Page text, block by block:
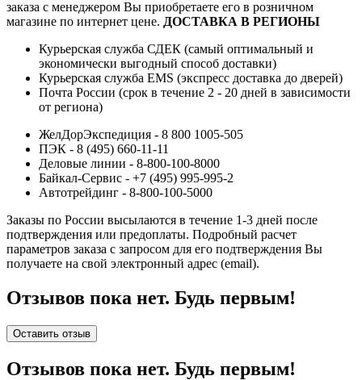
заказа с менеджером Вы приобретаете его в розничном
магазине по интернет цене. ДОСТАВКА В РЕГИОНЫ
Курьерская служба СДЕК (самый оптимальный и
экономически выгодный способ доставки)
Курьерская служба EMS (экспресс доставка до дверей)
Почта России (срок в течение 2 - 20 дней в зависимости
от региона)
ЖелДорЭкспедиция - 8 800 1005-505
ПЭК - 8 (495) 660-11-11
Деловые линии - 8-800-100-8000
Байкал-Сервис - +7 (495) 995-995-2
Автотрейдинг - 8-800-100-5000
Заказы по России высылаются в течение 1-3 дней после
подтверждения или предоплаты. Подробный расчет
параметров заказа с запросом для его подтверждения Вы
получаете на свой электронный адрес (email).
Отзывов пока нет. Будь первым!
Оставить отзыв
Отзывов пока нет. Будь первым!